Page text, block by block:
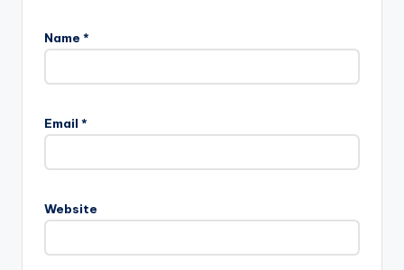
Name *
Email *
Website